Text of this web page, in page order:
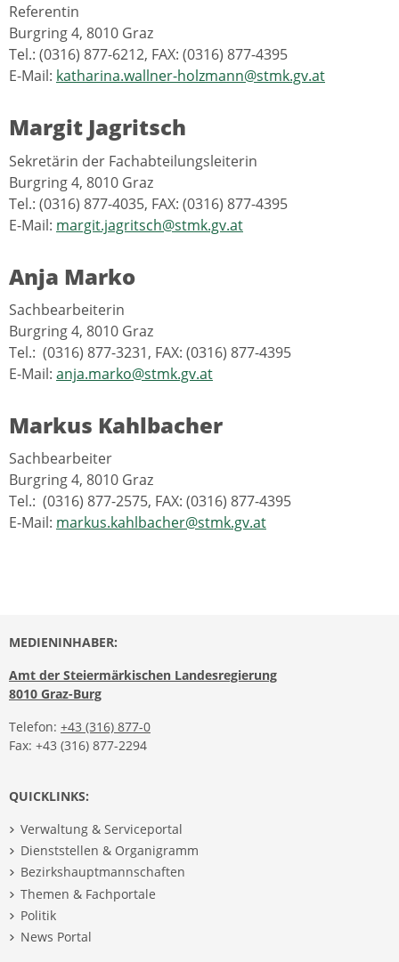
Referentin
Burgring 4, 8010 Graz
Tel.: (0316) 877-6212, FAX: (0316) 877-4395
E-Mail: katharina.wallner-holzmann@stmk.gv.at
Margit Jagritsch
Sekretärin der Fachabteilungsleiterin
Burgring 4, 8010 Graz
Tel.: (0316) 877-4035, FAX: (0316) 877-4395
E-Mail: margit.jagritsch@stmk.gv.at
Anja Marko
Sachbearbeiterin
Burgring 4, 8010 Graz
Tel.: (0316) 877-3231, FAX: (0316) 877-4395
E-Mail: anja.marko@stmk.gv.at
Markus Kahlbacher
Sachbearbeiter
Burgring 4, 8010 Graz
Tel.: (0316) 877-2575, FAX: (0316) 877-4395
E-Mail: markus.kahlbacher@stmk.gv.at
MEDIENINHABER:
Amt der Steiermärkischen Landesregierung
8010 Graz-Burg
Telefon: +43 (316) 877-0
Fax: +43 (316) 877-2294
QUICKLINKS:
Verwaltung & Serviceportal
Dienststellen & Organigramm
Bezirkshauptmannschaften
Themen & Fachportale
Politik
News Portal